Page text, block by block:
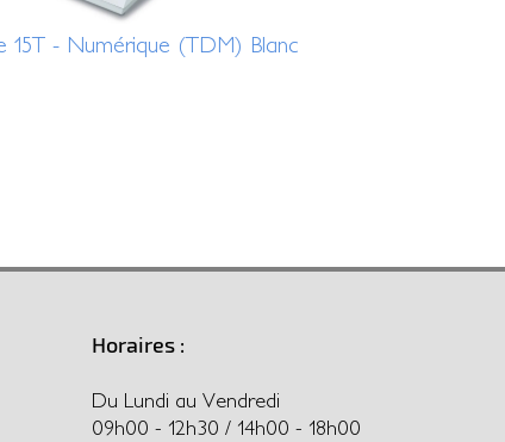
15T - Numérique (TDM) Blanc
Horaires :
Du Lundi au Vendredi
09h00 - 12h30 / 14h00 - 18h00